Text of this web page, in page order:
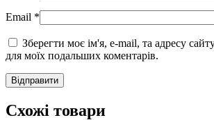
Email *
Зберегти моє ім'я, e-mail, та адресу
для моїх подальших коментарів.
Схожі товари